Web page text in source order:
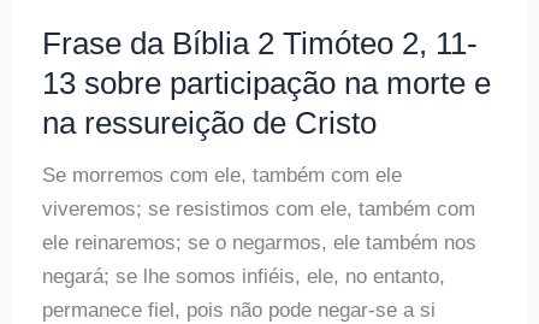
Frase da Bíblia 2 Timóteo 2, 11-
13 sobre participação na morte e
na ressureição de Cristo
Se morremos com ele, também com ele
viveremos; se resistimos com ele, também com
ele reinaremos; se o negarmos, ele também nos
negará; se lhe somos infiéis, ele, no entanto,
permanece fiel, pois não pode negar-se a si